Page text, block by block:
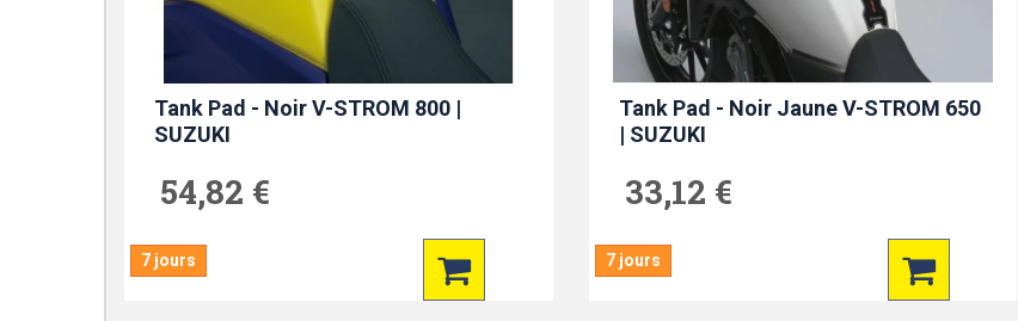
Tank Pad - Noir V-STROM 800 |
SUZUKI
54,82 €
7 jours
Tank Pad - Noir Jaune V-STROM 650
| SUZUKI
33,12 €
7 jours